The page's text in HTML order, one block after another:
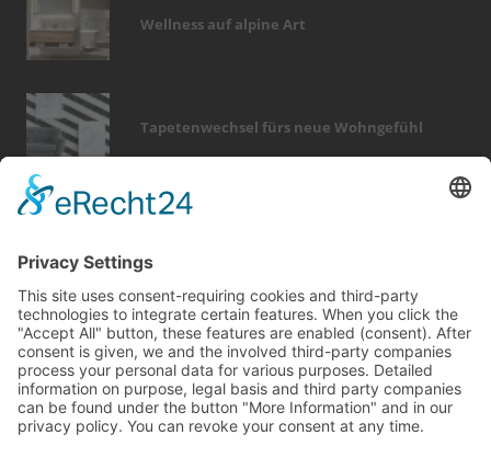
Wellness auf alpine Art
Tapetenwechsel fürs neue Wohngefühl
türen rund ums haus photovoltaik
entfeuchtung
förderung
dämmung immobilien
wärme
dekoration
fotovoltaik fliesen möbel
garten
finanzierung
hausbau zaun smart home
keller